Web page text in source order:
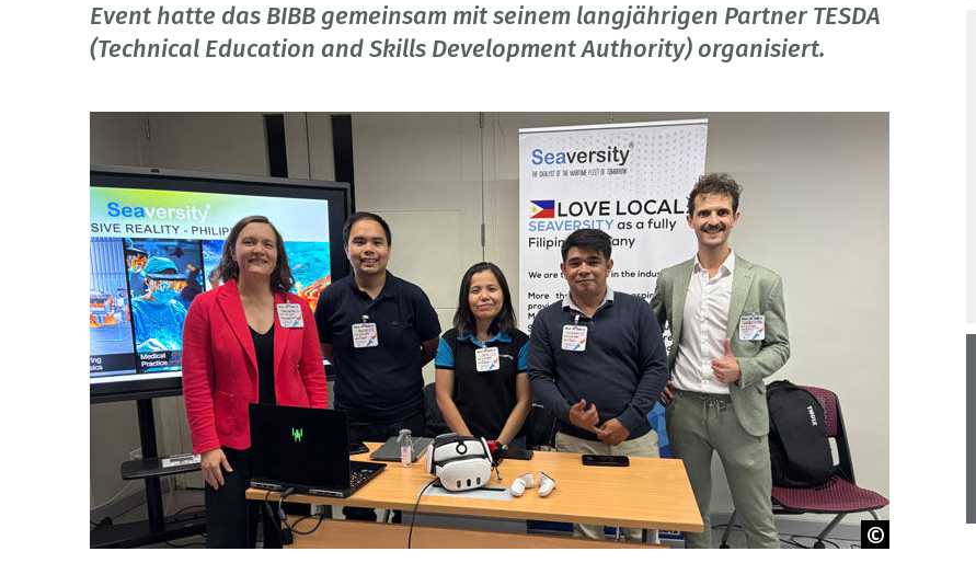
Event hatte das BIBB gemeinsam mit seinem langjährigen Partner TESDA
(Technical Education and Skills Development Authority) organisiert.